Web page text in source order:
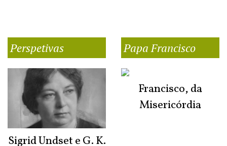
Perspetivas
Sigrid Undset e G. K.
Papa Francisco
Francisco, da
Misericórdia